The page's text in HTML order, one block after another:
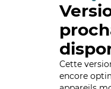
Cette
encore